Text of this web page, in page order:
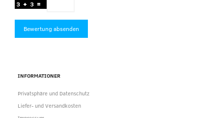
Bewertung absenden
INFORMATIONER
Privatsphäre und Datenschutz
Liefer- und Versandkosten